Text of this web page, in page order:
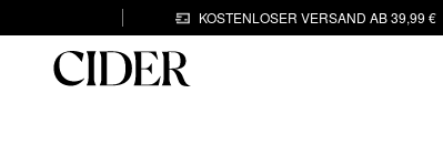
KOSTENLOSER VERSAND AB 39,99 €